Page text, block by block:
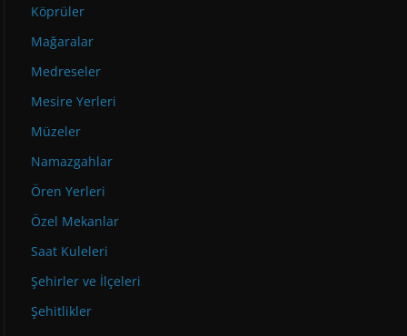
Köprüler
Mağaralar
Medreseler
Mesire Yerleri
Müzeler
Namazgahlar
Ören Yerleri
Özel Mekanlar
Saat Kuleleri
Şehirler ve İlçeleri
Şehitlikler